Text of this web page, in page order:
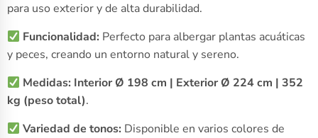
para uso exterior y de alta durabilidad.
Funcionalidad: Perfecto para albergar plantas acuáticas
y peces, creando un entorno natural y sereno.
Medidas: Interior Ø 198 cm | Exterior Ø 224 cm | 352
kg (peso total).
Variedad de tonos: Disponible en varios colores de